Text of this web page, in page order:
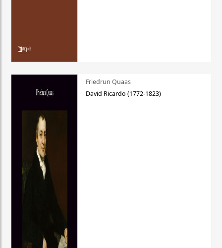
Friedrun Quaas
David Ricardo (1772-1823)